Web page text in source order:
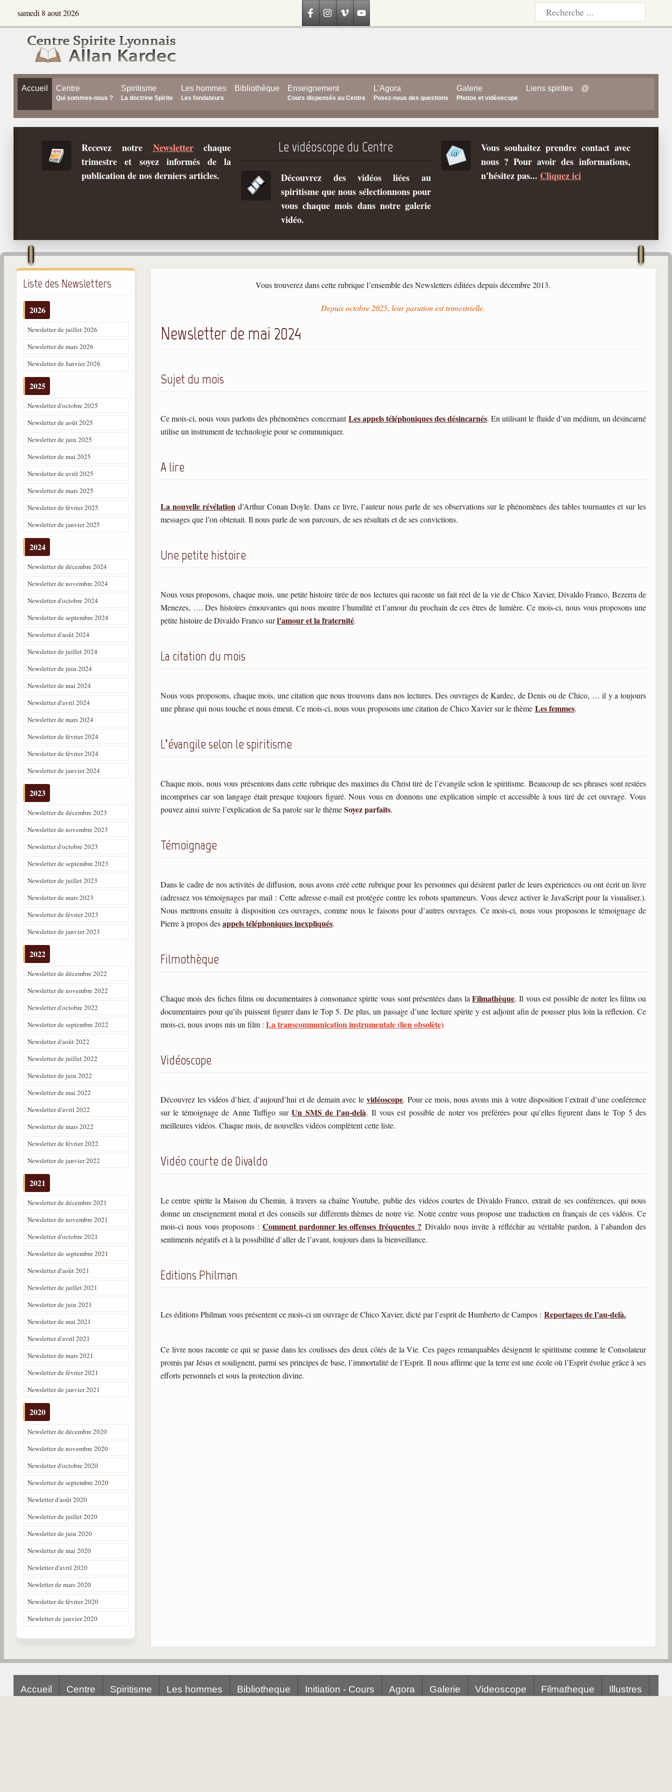
samedi 8 aout 2026
Accueil Centre
Qui sommes-nous ?
Spiritisme
La doctrine Spirite
Les hommes
Les fondateurs
Bibliothèque Enseignement
Cours dispensés au Centre
L'Agora
Posez-nous des questions
Galerie
Photos et vidéoscope
Liens spirites @
Recevez notre Newsletterchaque
trimestre et soyez informés de la
publication de nos derniers articles.
Le vidéoscope du Centre
Découvrez des vidéos liées au
spiritisme que nous sélectionnons pour
vous chaque mois dans notre galerie
vidéo.
Vous souhaitez prendre contact avec
nous ? Pour avoir des informations,
n'hésitez pas... Cliquez ici
Liste des Newsletters
2026
Newsletter de juillet 2026
Newsletter de mars 2026
Newsletter de Janvier 2026
2025
Newsletter d'octobre 2025
Newsletter de août 2025
Newsletter de juin 2025
Newsletter de mai 2025
Newsletter de avril 2025
Newsletter de mars 2025
Newsletter de février 2025
Newsletter de janvier 2025
2024
Newsletter de décembre 2024
Newsletter de novembre 2024
Newsletter d'octobre 2024
Newsletter de septembre 2024
Newsletter d'août 2024
Newsletter de juillet 2024
Newsletter de juin 2024
Newsletter de mai 2024
Newsletter d'avril 2024
Newsletter de mars 2024
Newsletter de février 2024
Newsletter de février 2024
Newsletter de janvier 2024
2023
Newsletter de décembre 2023
Newsletter de novembre 2023
Newsletter d'octobre 2023
Newsletter de septembre 2023
Newsletter de juillet 2023
Newsletter de mars 2023
Newsletter de février 2023
Newsletter de janvier 2023
2022
Newsletter de décembre 2022
Newsletter de novembre 2022
Newsletter d'octobre 2022
Newsletter de septembre 2022
Newsletter d'août 2022
Newsletter de juillet 2022
Newsletter de juin 2022
Newsletter de mai 2022
Newsletter d'avril 2022
Newsletter de mars 2022
Newsletter de février 2022
Newsletter de janvier 2022
2021
Newsletter de décembre 2021
Newsletter de novembre 2021
Newsletter d'octobre 2021
Newsletter de septembre 2021
Newsletter d'août 2021
Newsletter de juillet 2021
Newsletter de juin 2021
Newsletter de mai 2021
Newsletter d'avril 2021
Newsletter de mars 2021
Newsletter de février 2021
Newsletter de janvier 2021
2020
Newsletter de décembre 2020
Newsletter de novembre 2020
Newsletter d'octobre 2020
Newsletter de septembre 2020
Newletter d'août 2020
Newsletter de juillet 2020
Newsletter de juin 2020
Newsletter de mai 2020
Newletter d'avril 2020
Newletter de mars 2020
Newsletter de février 2020
Newletter de janvier 2020
Vous trouverez dans cette rubrique l’ensemble des Newsletters éditées depuis décembre 2013.
Depuis octobre 2025, leur parution est trimestrielle.
Newsletter de mai 2024
Sujet du mois
Ce mois-ci, nous vous parlons des phénomènes concernantLes appels téléphoniquesdesdésincarnés. En utilisant le fluide d’un médium, un désincarné
utilise un instrument de technologie pour se communiquer.
A lire
La nouvelle révélation d’Arthur Conan Doyle. Dans ce livre, l’auteur nous parle de ses observations sur le phénomènes des tables tournantes et sur les
messages que l’on obtenait. Il nous parle de son parcours, de ses résultats et de ses convictions.
Une petite histoire
Nous vous proposons, chaque mois, une petite histoire tirée de nos lectures qui raconte un fait réel de la vie de Chico Xavier, Divaldo Franco, Bezerra de
Menezes, …. Des histoires émouvantes qui nous montre l’humilité et l’amour du prochain de ces êtres de lumière. Ce mois-ci, nous vous proposons une
petite histoire de Divaldo Franco surl’amour et la fraternité.
La citation du mois
Nous vous proposons, chaque mois, une citation que nous trouvons dans nos lectures. Des ouvrages de Kardec, de Denis ou de Chico, … il y a toujours
une phrase qui nous touche et nous émeut. Ce mois-ci, nous vous proposons une citation de Chico Xavier sur le thème Les femmes.
L’évangile selon le spiritisme
Chaque mois, nous vous présentons dans cette rubrique des maximes du Christ tiré de l’évangile selon le spiritisme. Beaucoup de ses phrases sont restées
incomprises car son langage était presque toujours figuré. Nous vous en donnons une explication simple et accessible à tous tiré de cet ouvrage. Vous
pouvez ainsi suivre l’explication de Sa parole sur le thèmeSoyez parfaits.
Témoignage
Dans le cadre de nos activités de diffusion, nous avons créé cette rubrique pour les personnes qui désirent parler de leurs expériences ou ont écrit un livre
(adressez vos témoignages par mail : Cette adresse e-mail est protégée contre les robots spammeurs. Vous devez activer le JavaScript pour la visualiser.).
Nous mettrons ensuite à disposition ces ouvrages, comme nous le faisons pour d’autres ouvrages. Ce mois-ci, nous vous proposons le témoignage de
Pierre à propos desappels téléphoniques inexpliqués.
Filmothèque
Chaque mois des fiches films ou documentaires à consonance spirite vous sont présentées dans laFilmathèque. Il vous est possible de noter les films ou
documentaires pour qu’ils puissent figurer dans le Top 5. De plus, un passage d’une lecture spirite y est adjoint afin de pousser plus loin la réflexion. Ce
mois-ci, nous avons mis un film : La transcommunication instrumentale (lien obsolète)
Vidéoscope
Découvrez les vidéos d’hier, d’aujourd’hui et de demain avec levidéoscope. Pour ce mois, nous avons mis à votre disposition l’extrait d’une conférence
sur le témoignage de Anne Tuffigo surUn SMS de l’au-delà. Il vous est possible de noter vos préférées pour qu’elles figurent dans le Top 5 des
meilleures vidéos. Chaque mois, de nouvelles vidéos complètent cette liste.
Vidéo courte de Divaldo
Le centre spirite la Maison du Chemin, à travers sa chaîne Youtube, publie des vidéos courtes de Divaldo Franco, extrait de ses conférences, qui nous
donne un enseignement moral et des conseils sur différents thèmes de notre vie. Notre centre vous propose une traduction en français de ces vidéos. Ce
mois-ci nous vous proposons : Comment pardonner les offenses fréquentes ? Divaldo nous invite à réfléchir au véritable pardon, à l’abandon des
sentiments négatifs et à la possibilité d’aller de l’avant, toujours dans la bienveillance.
Editions Philman
Les éditions Philman vous présentent ce mois-ci un ouvrage de Chico Xavier, dicté par l’esprit de Humberto de Campos : Reportages de l’au-delà.
Ce livre nous raconte ce qui se passe dans les coulisses des deux côtés de la Vie. Ces pages remarquables désignent le spiritisme comme le Consolateur
promis par Jésus et soulignent, parmi ses principes de base, l’immortalité de l’Esprit. Il nous affirme que la terre est une école où l’Esprit évolue grâce à ses
efforts personnels et sous la protection divine.
Accueil Centre Spiritisme Les hommes Bibliotheque Initiation - Cours Agora Galerie Videoscope Filmatheque Illustres